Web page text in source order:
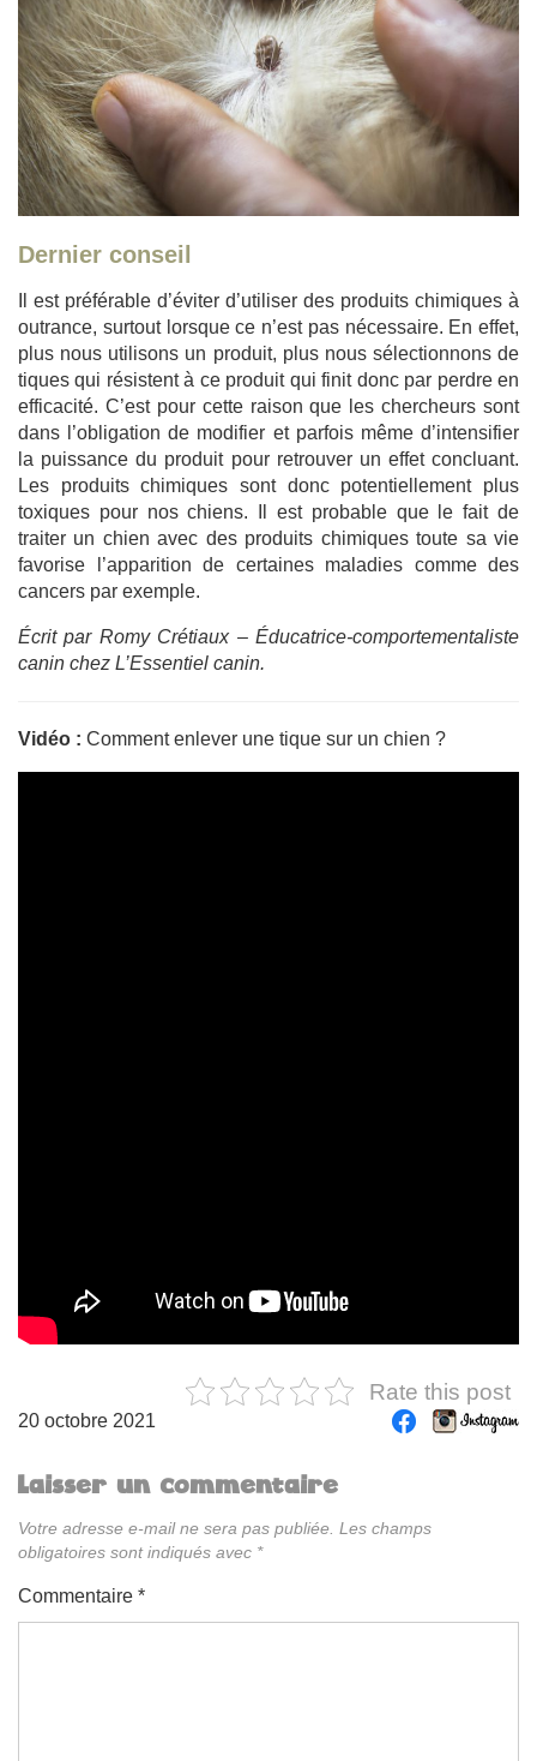
Dernier conseil
Il est préférable d’éviter d’utiliser des produits chimiques à
outrance, surtout lorsque ce n’est pas nécessaire. En effet,
plus nous utilisons un produit, plus nous sélectionnons de
tiques qui résistent à ce produit qui finit donc par perdre en
efficacité. C’est pour cette raison que les chercheurs sont
dans l’obligation de modifier et parfois même d’intensifier
la puissance du produit pour retrouver un effet concluant.
Les produits chimiques sont donc potentiellement plus
toxiques pour nos chiens. Il est probable que le fait de
traiter un chien avec des produits chimiques toute sa vie
favorise l’apparition de certaines maladies comme des
cancers par exemple.
Écrit par Romy Crétiaux – Éducatrice-comportementaliste
canin chez L’Essentiel canin.
Vidéo : Comment enlever une tique sur un chien ?
Rate this post
20 octobre 2021
Laisser un commentaire
Votre adresse e-mail ne sera pas publiée. Les champs
obligatoires sont indiqués avec *
Commentaire *